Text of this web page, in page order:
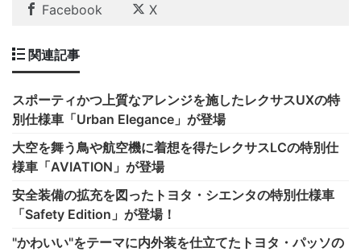
Facebook X
関連記事
スポーティかつ上質なアレンジを施したレクサスUXの特
別仕様車「Urban Elegance」が登場
大空を舞う鳥や航空機に着想を得たレクサスLCの特別仕
様車「AVIATION」が登場
安全装備の拡充を図ったトヨタ・シエンタの特別仕様車
「Safety Edition」が登場！
"かわいい"をテーマに内外装を仕立てたトヨタ・パッソの